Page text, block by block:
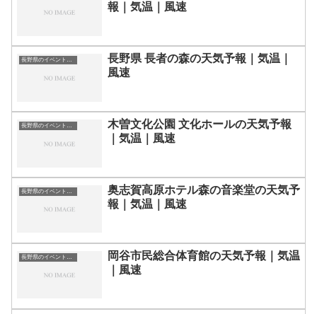
報｜気温｜風速
長野県のイベント会場一覧
長野県 長者の森の天気予報｜気温｜
風速
長野県のイベント会場一覧
木曽文化公園 文化ホールの天気予報
｜気温｜風速
長野県のイベント会場一覧
奥志賀高原ホテル森の音楽堂の天気予
報｜気温｜風速
岡谷市民総合体育館の天気予報｜気温
｜風速